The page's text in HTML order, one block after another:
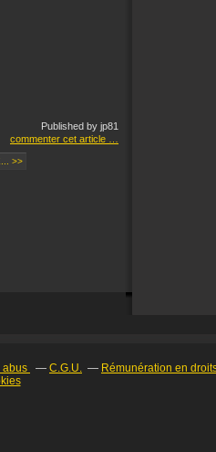
Published by jp81
commenter cet article
>>
abus C.G.U. Rémunération en